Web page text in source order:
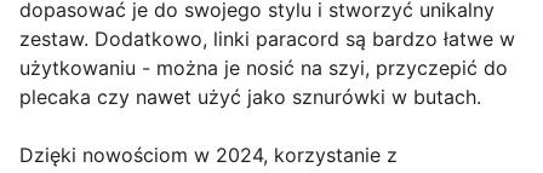
dopasować je do swojego stylu i stworzyć unikalny
zestaw. Dodatkowo, linki paracord są bardzo łatwe w
użytkowaniu - można je nosić na szyi, przyczepić do
plecaka czy nawet użyć jako sznurówki w butach.
Dzięki nowościom w 2024, korzystanie z